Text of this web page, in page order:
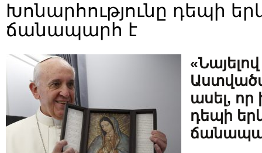
Խոնարհությունը դեպի
ճանապարհ է
ասել, որ
դեպի